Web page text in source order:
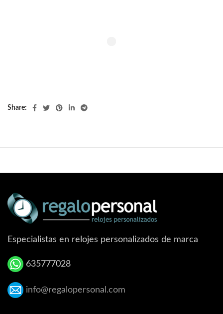
Share
Especialistas en relojes personalizados de marca
635777028
info@regalopersonal.com